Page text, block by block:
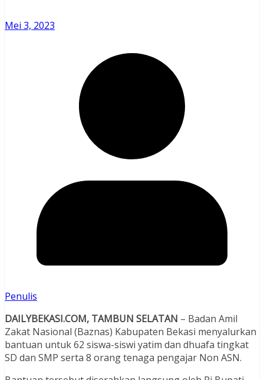
Mei 3, 2023
Penulis
DAILYBEKASI.COM, TAMBUN SELATAN – Badan Amil
Zakat Nasional (Baznas) Kabupaten Bekasi menyalurkan
bantuan untuk 62 siswa-siswi yatim dan dhuafa tingkat
SD dan SMP serta 8 orang tenaga pengajar Non ASN.